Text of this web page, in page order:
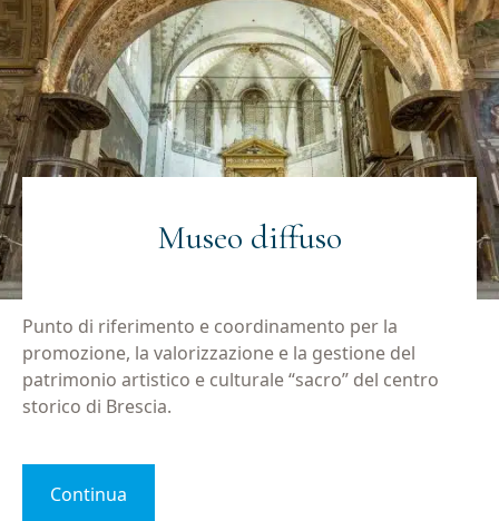
Museo diffuso
Punto di riferimento e coordinamento per la
promozione, la valorizzazione e la gestione del
patrimonio artistico e culturale “sacro” del centro
storico di Brescia.
Continua